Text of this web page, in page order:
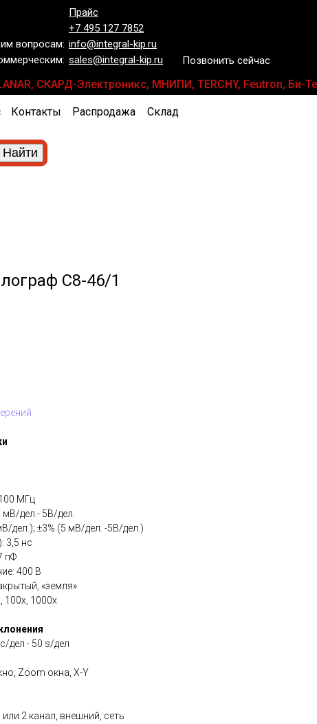
Прайс
+7 495 127 7852
info@integral-kip.ru
sales@integral-kip.ru
вопросам:
Позвонить сейчас
СКАРД-Электроникс, МНИПИ, TERCHY, Feutron, Би-
Контакты Распродажа Склад
C8-46/1
МГц
дел.- 5В/дел.
дел.); ±3% (5 мВ/дел. -5В/дел.)
3,5 нс
пФ
400 В
«земля»
100х, 1000х
дел - 50 s/дел
Zoom окна, X-Y
2 канал, внешний, сеть